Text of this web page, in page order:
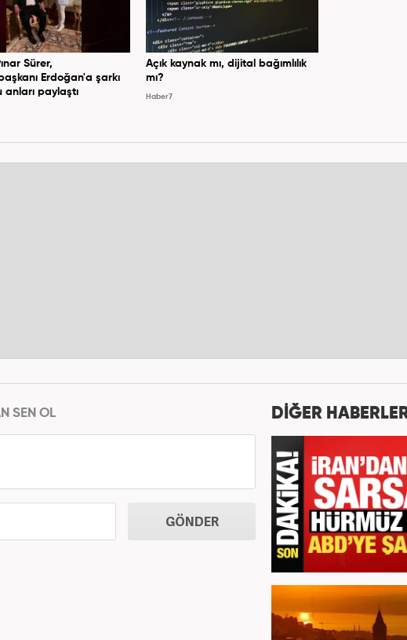
Sürer,
Erdoğan'a şarkı
anları paylaştı
Açık kaynak mı, dijital bağımlılık
mı?
Haber7
SEN OL
GÖNDER
DİĞER